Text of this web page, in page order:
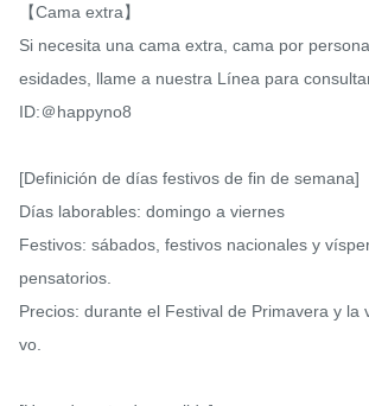
【Cama extra】
Si necesita una cama extra, cama por
esidades, llame a nuestra Línea para
ID:＠happyno8
[Definición de días festivos de fin de semana]
Días laborables: domingo a viernes
Festivos: sábados, festivos nacionales y
pensatorios.
Precios: durante el Festival de Primavera y la
vo.